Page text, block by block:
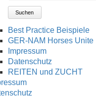
Suchen
Best Practice Beispiele
GER-NAM Horses Unite
Impressum
Datenschutz
REITEN und ZUCHT